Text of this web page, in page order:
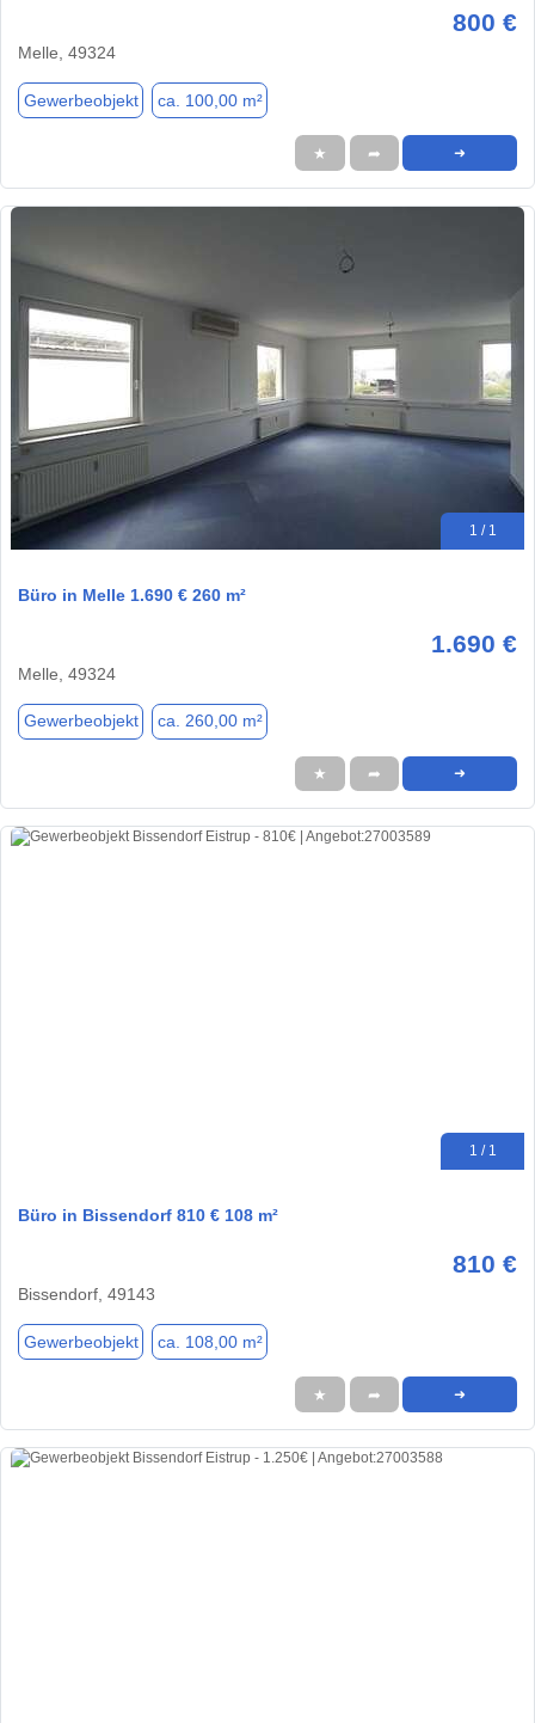
800 €
Melle, 49324
Gewerbeobjekt ca. 100,00 m²
★ ➦ ➜
1 / 1
Büro in Melle 1.690 € 260 m²
1.690 €
Melle, 49324
Gewerbeobjekt ca. 260,00 m²
★ ➦ ➜
1 / 1
Büro in Bissendorf 810 € 108 m²
810 €
Bissendorf, 49143
Gewerbeobjekt ca. 108,00 m²
★ ➦ ➜